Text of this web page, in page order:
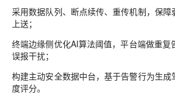
采用数据队列、断点续传、重传机制，保障
上送；
终端边缘侧优化AI算法阈值，平台端做重复
误报干扰；
构建主动安全数据中台，基于告警行为生成
度评分。